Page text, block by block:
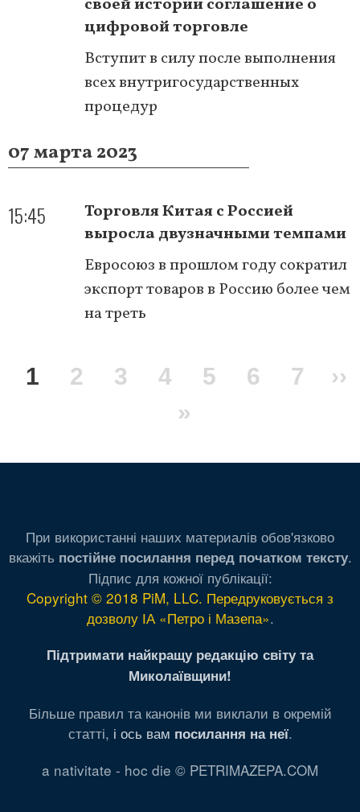
своей истории соглашение о
цифровой торговле
Вступит в силу после выполнения
всех внутригосударственных
процедур
07 марта 2023
15:45
Торговля Китая с Россией
выросла двузначными темпами
Евросоюз в прошлом году сократил
экспорт товаров в Россию более чем
на треть
страниц
Текущая
1 Page
2 Page
3 Page
4 Page
5 Page
6 Page
7
››
Последняя
»
При використанні наших материалів обов'язково
вкажіть постійне посилання перед початком тексту.
Підпис для кожної публікації:
Copyright © 2018 PiM, LLC. Передруковується з
дозволу ІА «Петро і Мазепа».
Підтримати найкращу редакцію світу та
Миколаївщини!
Більше правил та канонів ми виклали в окремій
статті, і ось вам посилання на неї.
a nativitate - hoc die © PETRIMAZEPA.COM